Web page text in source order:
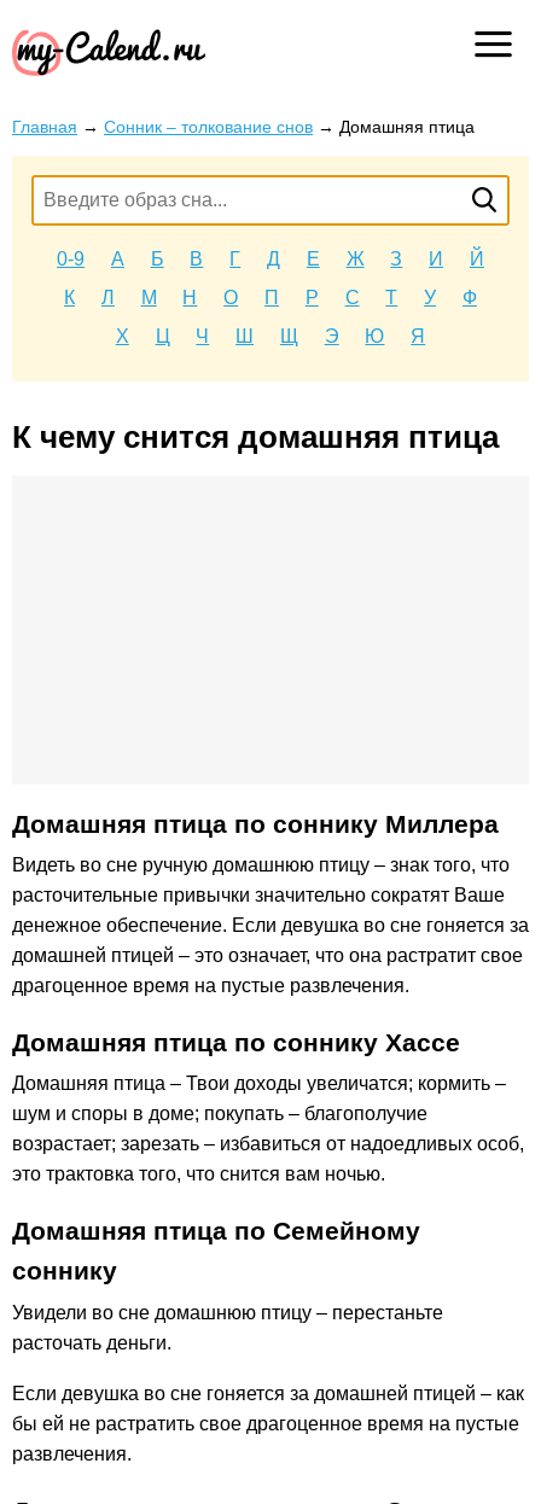
Главная → Сонник – толкование снов → Домашняя птица
0-9 А Б В Г Д Е Ж З И
Й
К
Л М Н О П Р С Т У
Ф
Х
Ц Ч Ш Щ Э Ю Я
К чему снится домашняя птица
Домашняя птица по cоннику Миллера
Видеть во сне ручную домашнюю птицу – знак того, что
расточительные привычки значительно сократят Ваше
денежное обеспечение. Если девушка во сне гоняется за
домашней птицей – это означает, что она растратит свое
драгоценное время на пустые развлечения.
Домашняя птица по соннику Хассе
Домашняя птица – Твои доходы увеличатся; кормить –
шум и споры в доме; покупать – благополучие
возрастает; зарезать – избавиться от надоедливых особ,
это трактовка того, что снится вам ночью.
Домашняя птица по Семейному
соннику
Увидели во сне домашнюю птицу – перестаньте
расточать деньги.
Если девушка во сне гоняется за домашней птицей – как
бы ей не растратить свое драгоценное время на пустые
развлечения.